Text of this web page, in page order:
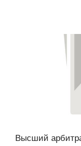
Высший